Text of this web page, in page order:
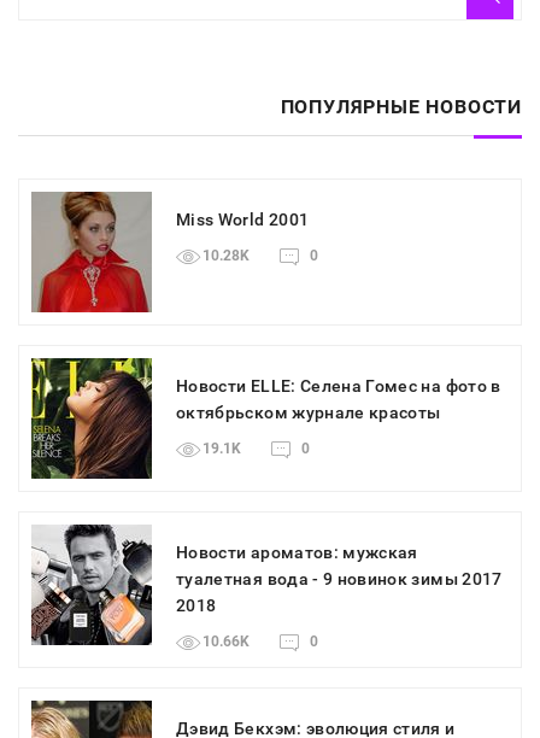
ПОПУЛЯРНЫЕ НОВОСТИ
Miss World 2001
10.28K 0
Новости ELLE: Селена Гомес на фото в
октябрьском журнале красоты
19.1K 0
Новости ароматов: мужская
туалетная вода - 9 новинок зимы 2017
2018
10.66K 0
Дэвид Бекхэм: эволюция стиля и